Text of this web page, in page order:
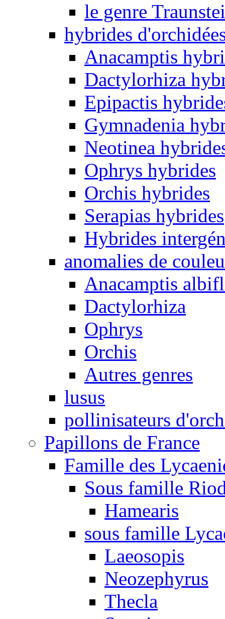
le genre
hybrides
Anacamptis
Dactylorhiza
Epipactis
Gymnadenia
Neotinea
Ophrys hybrides
Orchis hybrides
Serapias hybrides
Hybrides
anomalies de
Anacamptis
Dactylorhiza
Ophrys
Orchis
Autres genres
lusus
pollinisateurs
Papillons de France
Famille des
Sous famille
Hamearis
sous famille
Laeosopis
Neozephyrus
Thecla